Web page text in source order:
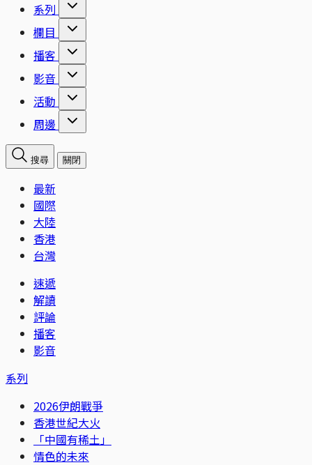
系列
欄目
播客
影音
活動
周邊
搜尋 關閉
最新
國際
大陸
香港
台灣
速遞
解讀
評論
播客
影音
系列
2026伊朗戰爭
香港世紀大火
「中國有稀土」
情色的未來